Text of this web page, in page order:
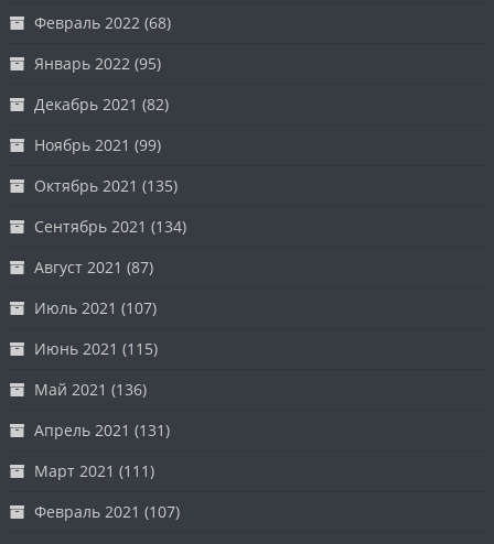
Февраль 2022 (68)
Январь 2022 (95)
Декабрь 2021 (82)
Ноябрь 2021 (99)
Октябрь 2021 (135)
Сентябрь 2021 (134)
Август 2021 (87)
Июль 2021 (107)
Июнь 2021 (115)
Май 2021 (136)
Апрель 2021 (131)
Март 2021 (111)
Февраль 2021 (107)